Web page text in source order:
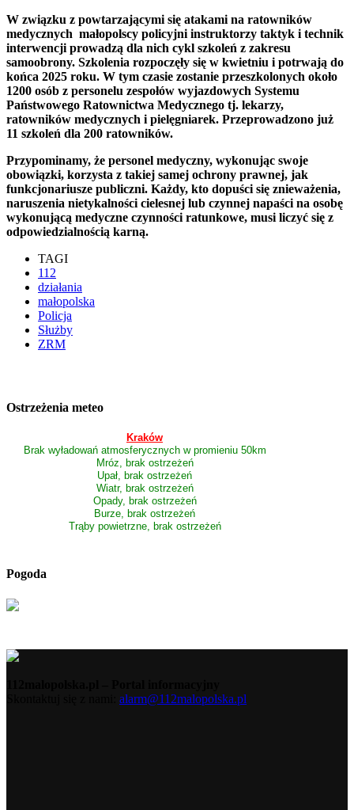
W związku z powtarzającymi się atakami na ratowników
medycznych małopolscy policyjni instruktorzy taktyk i technik
interwencji prowadzą dla nich cykl szkoleń z zakresu
samoobrony. Szkolenia rozpoczęły się w kwietniu i potrwają do
końca 2025 roku. W tym czasie zostanie przeszkolonych około
1200 osób z personelu zespołów wyjazdowych Systemu
Państwowego Ratownictwa Medycznego tj. lekarzy,
ratowników medycznych i pielęgniarek. Przeprowadzono już
11 szkoleń dla 200 ratowników.
Przypominamy, że personel medyczny, wykonując swoje
obowiązki, korzysta z takiej samej ochrony prawnej, jak
funkcjonariusze publiczni. Każdy, kto dopuści się znieważenia,
naruszenia nietykalności cielesnej lub czynnej napaści na osobę
wykonującą medyczne czynności ratunkowe, musi liczyć się z
odpowiedzialnością karną.
TAGI
112
działania
małopolska
Policja
Służby
ZRM
Ostrzeżenia meteo
Kraków
Brak wyładowań atmosferycznych w promieniu 50km
Mróz, brak ostrzeżeń
Upał, brak ostrzeżeń
Wiatr, brak ostrzeżeń
Opady, brak ostrzeżeń
Burze, brak ostrzeżeń
Trąby powietrzne, brak ostrzeżeń
Pogoda
alarm@112malopolska.pl